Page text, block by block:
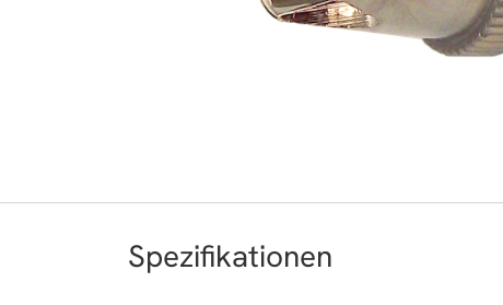
Spezifikationen